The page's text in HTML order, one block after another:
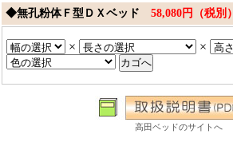
◆無孔粉体Ｆ型ＤＸベッド 58,080円（税別）
× ×
高田ベッドのサイトへ